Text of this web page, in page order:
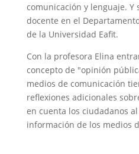
comunicación y lenguaje. Y
docente en el
de la Universidad Eafit.
Con la profesora Elina
concepto de "opinión
medios de comunicación
reflexiones adicionales
en cuenta los ciudadanos
información de los medios